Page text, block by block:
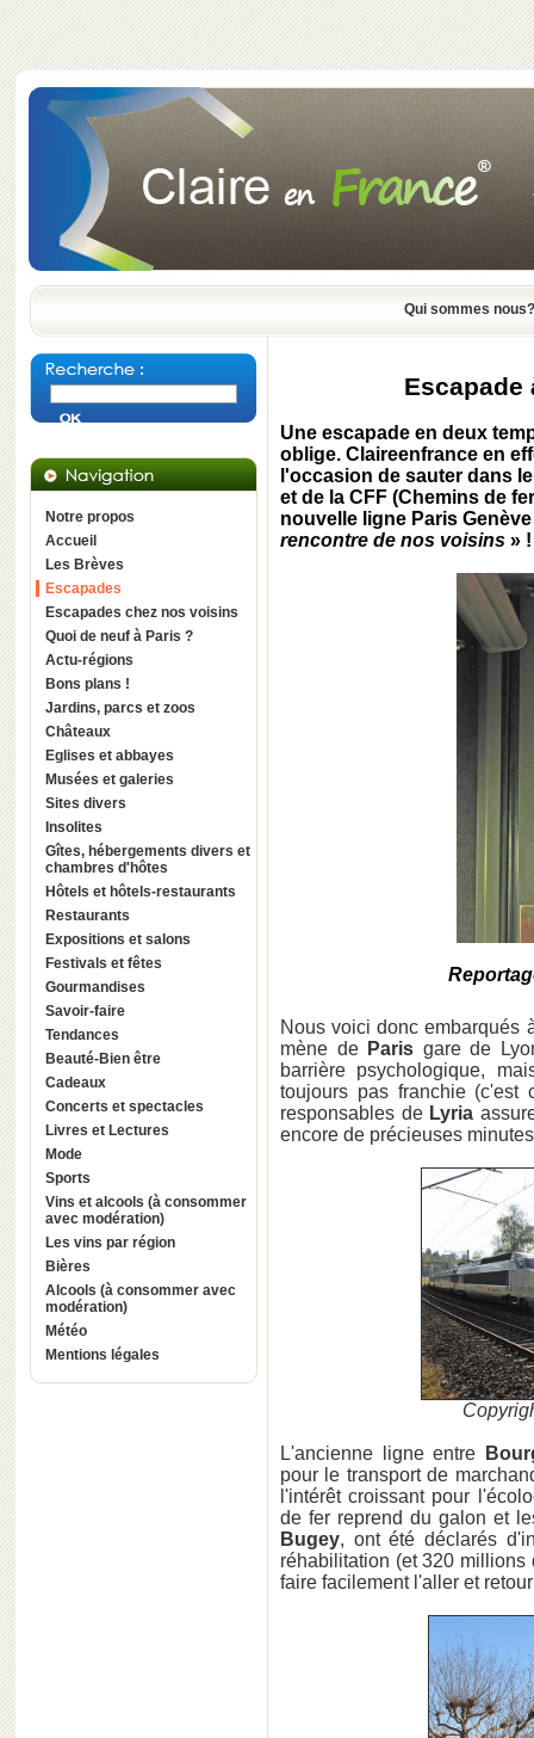
Qui sommes nous?
Notre propos
Accueil
Les Brèves
Escapades
Escapades chez nos voisins
Quoi de neuf à Paris ?
Actu-régions
Bons plans !
Jardins, parcs et zoos
Châteaux
Eglises et abbayes
Musées et galeries
Sites divers
Insolites
Gîtes, hébergements divers et
chambres d'hôtes
Hôtels et hôtels-restaurants
Restaurants
Expositions et salons
Festivals et fêtes
Gourmandises
Savoir-faire
Tendances
Beauté-Bien être
Cadeaux
Concerts et spectacles
Livres et Lectures
Mode
Sports
Vins et alcools (à consommer
avec modération)
Les vins par région
Bières
Alcools (à consommer avec
modération)
Météo
Mentions légales
Escapade
Une escapade en deux
oblige. Claireenfrance en
l'occasion de sauter dans
et de la CFF (Chemins de
nouvelle ligne Paris
rencontre de nos voisins » !
Nous voici donc embarqués
mène de Paris gare de
barrière psychologique,
toujours pas franchie
responsables de Lyria
encore de précieuses
L'ancienne ligne entre
pour le transport de
l'intérêt croissant pour
de fer reprend du galon et
Bugey, ont été déclarés
réhabilitation (et 320
faire facilement l'aller et